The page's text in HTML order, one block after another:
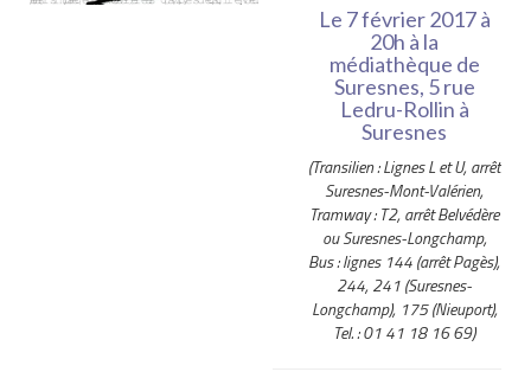
Le 7 février 2017 à
20h à la
médiathèque de
Suresnes, 5 rue
Ledru-Rollin à
Suresnes
(Transilien : Lignes L et U, arrêt
Suresnes-Mont-Valérien,
Tramway : T2, arrêt Belvédère
ou Suresnes-Longchamp,
Bus : lignes 144 (arrêt Pagès),
244, 241 (Suresnes-
Longchamp), 175 (Nieuport),
Tel. : 01 41 18 16 69)